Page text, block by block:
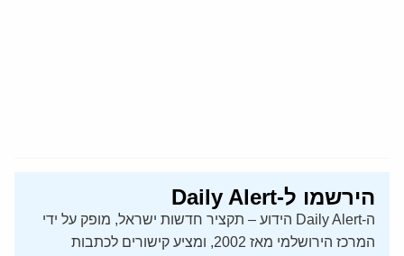
הירשמו ל-Daily Alert
ה-Daily Alert הידוע – תקציר חדשות ישראל, מופק על ידי
המרכז הירושלמי מאז 2002, ומציע קישורים לכתבות